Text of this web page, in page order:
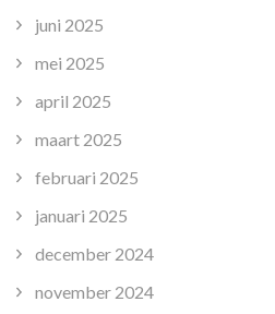
juni 2025
mei 2025
april 2025
maart 2025
februari 2025
januari 2025
december 2024
november 2024